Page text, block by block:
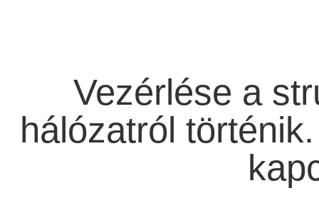
Vezérlése a
hálózatról